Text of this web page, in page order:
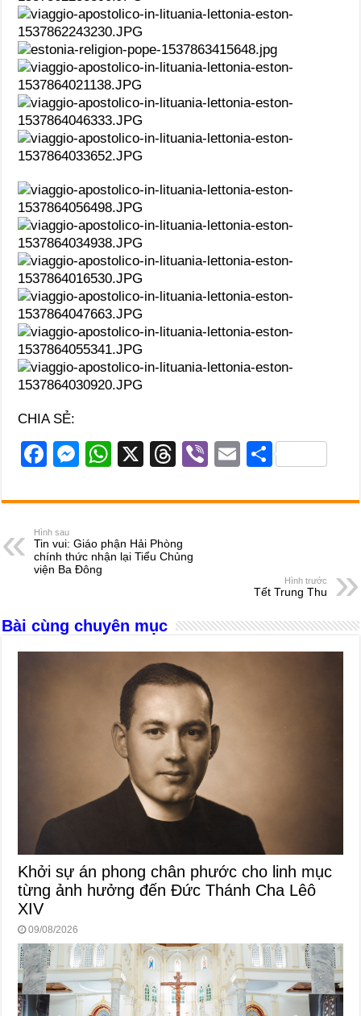
CHIA SẺ:
F
c
e
b
o
k
M
ss
n
g
W
at
A
X
T
e
d
Vi
er
E
ail
S
ar
Hình sau
Tin vui: Giáo phận Hải Phòng
chính thức nhận lại Tiểu Chủng
viện Ba Đông
Hình trước
Tết Trung Thu
Bài cùng chuyên mục
Khởi sự án phong chân phước cho linh mục
từng ảnh hưởng đến Đức Thánh Cha Lêô
XIV
09/08/2026